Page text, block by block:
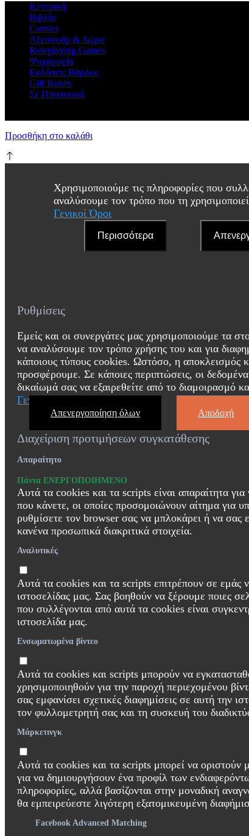
Κεντρική
Βιβλία
Comics
Αξεσουάρ & Δώρα
Roleplaying Games
Ψυχαγωγία
Εκδόσεις Βάρδος
Gift Boxes
Σε Προσφορά
Προσθήκη στο καλάθι
Χρησιμοποιούμε τις πληροφορίες που
αναλύσουμε τον τρόπο που τη
Γενικοί Όροι
Περισσότερα
Ρυθμίσεις
Εμείς και οι συνεργάτες μας χρησιμοποιούμε τα
να αναλύσουμε τον τρόπο χρήσης του και για
κάποιους τύπους cookies. Ωστόσο, η αποκλεισμός
προσφέρουμε. Σε κάποιες περιπτώσεις, οι
δικαίωμά σας να εξαιρεθείτε από το διαμοιρασμό
Γενικοί Όροι
Απενεργοποίηση όλων Αποδοχή
Διαχείριση προτιμήσεων συγκατάθεσης
Απαραίτητο
Πάντα ΕΝΕΡΓΟΠΟΙΗΜΕΝΟ
Αυτά τα cookies και τα scripts είναι απαραίτητα
που κάνετε, οι οποίες προσομοιώνουν αίτημα
ρυθμίσετε τον browser σας να μπλοκάρει ή να σας
κανένα προσωπικά διακριτικά στοιχεία.
Αναλυτικές
Αυτά τα cookies και τα scripts επιτρέπουν σε εμάς
ιστοσελίδας μας. Σας βοηθούν να ξέρουμε ποιες
που συλλέγονται από αυτά τα cookies είναι
ιστοσελίδα μας.
Ενσωματωμένα βίντεο
Αυτά τα cookies και scripts μπορούν να
χρησιμοποιηθούν για την παροχή περιεχομένου
σας εμφανίσει σχετικές διαφημίσεις σε αυτή την
τον φυλλομετρητή σας και τη συσκευή του
Μάρκετινγκ
Αυτά τα cookies και τα scripts μπορεί να οριστούν
για να δημιουργήσουν ένα προφίλ των
πληροφορίες, αλλά βασίζονται στην μοναδική
θα εμπειρεύεστε λιγότερη εξατομικευμένη
Facebook Advanced Matching